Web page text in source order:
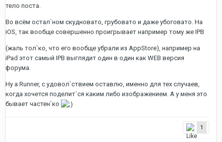
тело поста.
Во всём остал`ном скудновато, грубовато и даже убоговато. На
iOS, так вообще совершенно проигрывает например тому же IPB
(жаль тол`ко, что его вообще убрали из AppStore), например на
iPad этот самый IPB выглядит один в один как WEB версия
форума.
Ну а Runner, с удовол`ствием оставлю, именно для тех случаев,
когда хочется поделит`ся каким либо изображением. А у меня это
бывает частен`ко
1